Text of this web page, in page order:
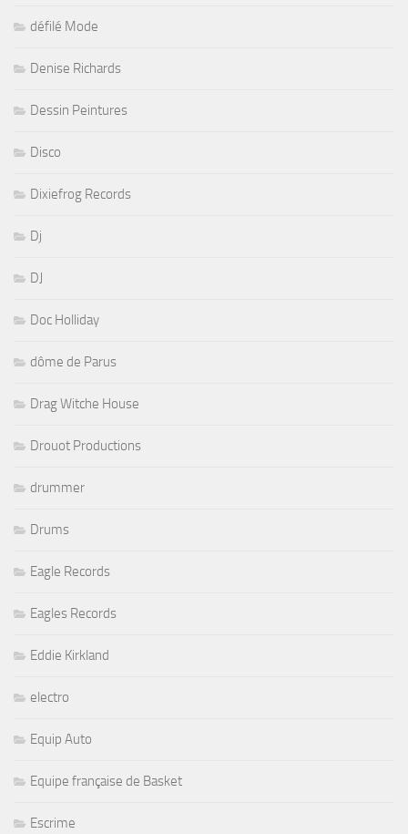
défilé Mode
Denise Richards
Dessin Peintures
Disco
Dixiefrog Records
Dj
DJ
Doc Holliday
dôme de Parus
Drag Witche House
Drouot Productions
drummer
Drums
Eagle Records
Eagles Records
Eddie Kirkland
electro
Equip Auto
Equipe française de Basket
Escrime